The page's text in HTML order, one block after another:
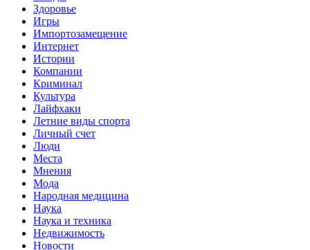
Здоровье
Игры
Импортозамещение
Интернет
Истории
Компании
Криминал
Культура
Лайфхаки
Летние виды спорта
Личный счет
Люди
Места
Мнения
Мода
Народная медицина
Наука
Наука и техника
Недвижимость
Новости